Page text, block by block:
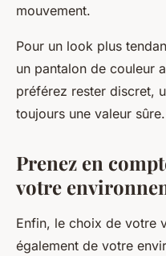
mouvement.
Pour un look plus
un pantalon de couleur
préférez rester discret,
toujours une valeur sûre.
Prenez en
votre
Enfin, le choix de votre
également de votre